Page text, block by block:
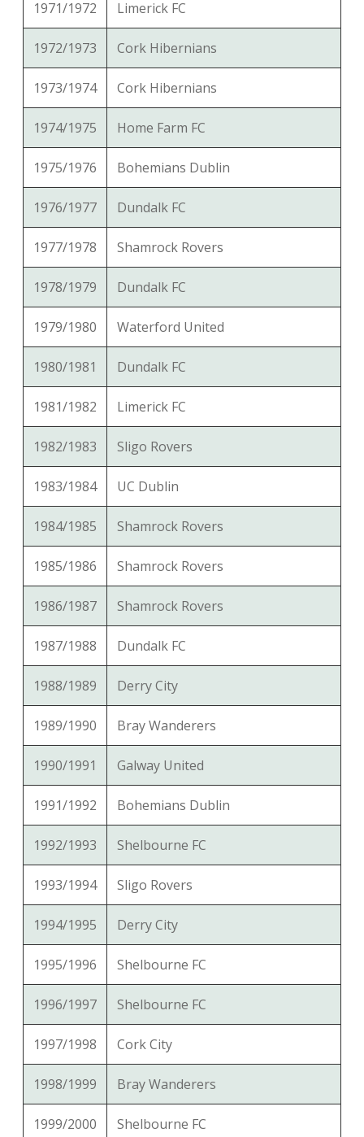
1971/1972 Limerick FC
1972/1973 Cork Hibernians
1973/1974 Cork Hibernians
1974/1975 Home Farm FC
1975/1976 Bohemians Dublin
1976/1977 Dundalk FC
1977/1978 Shamrock Rovers
1978/1979 Dundalk FC
1979/1980 Waterford United
1980/1981 Dundalk FC
1981/1982 Limerick FC
1982/1983 Sligo Rovers
1983/1984 UC Dublin
1984/1985 Shamrock Rovers
1985/1986 Shamrock Rovers
1986/1987 Shamrock Rovers
1987/1988 Dundalk FC
1988/1989 Derry City
1989/1990 Bray Wanderers
1990/1991 Galway United
1991/1992 Bohemians Dublin
1992/1993 Shelbourne FC
1993/1994 Sligo Rovers
1994/1995 Derry City
1995/1996 Shelbourne FC
1996/1997 Shelbourne FC
1997/1998 Cork City
1998/1999 Bray Wanderers
1999/2000 Shelbourne FC